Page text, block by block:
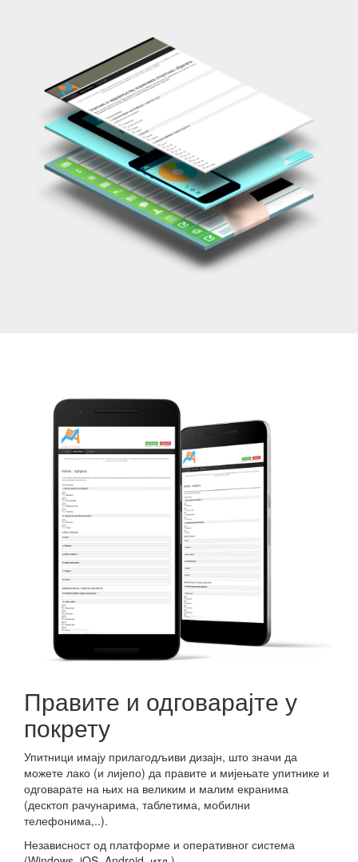
Правите и одговарајте у
покрету
Упитници имају прилагодљиви дизајн, што значи да
можете лако (и лијепо) да правите и мијењате упитнике и
одговарате на њих на великим и малим екранима
(десктоп рачунарима, таблетима, мобилни
телефонима,..).
Независност од платформе и оперативног система